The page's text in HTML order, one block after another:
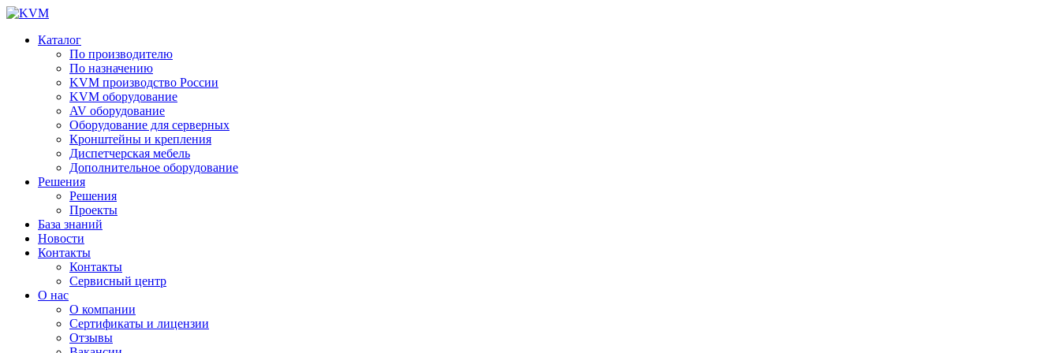
Каталог
По производителю
По назначению
KVM производство России
KVM оборудование
AV оборудование
Оборудование для серверных
Кронштейны и крепления
Диспетчерская мебель
Дополнительное оборудование
Решения
Решения
Проекты
База знаний
Новости
Контакты
Контакты
Сервисный центр
О нас
О компании
Сертификаты и лицензии
Отзывы